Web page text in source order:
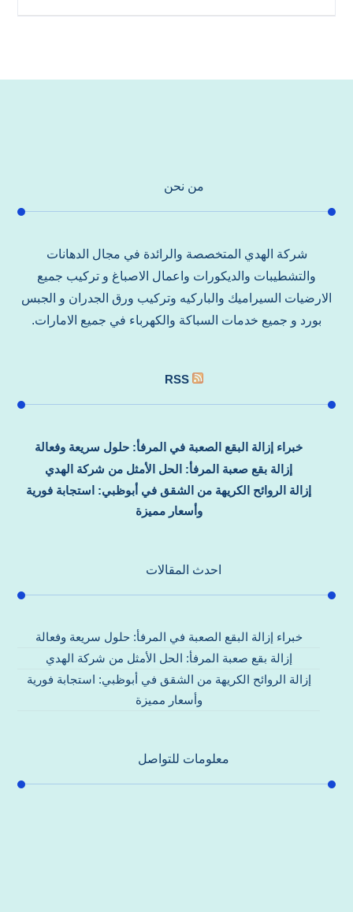
من نحن
شركة الهدي المتخصصة والرائدة في مجال الدهانات
والتشطيبات والديكورات واعمال الاصباغ و تركيب جميع
الارضيات السيراميك والباركيه وتركيب ورق الجدران و الجبس
بورد و جميع خدمات السباكة والكهرباء في جميع الامارات.
RSS
خبراء إزالة البقع الصعبة في المرفأ: حلول سريعة وفعالة
إزالة بقع صعبة المرفأ: الحل الأمثل من شركة الهدي
إزالة الروائح الكريهة من الشقق في أبوظبي: استجابة فورية
وأسعار مميزة
احدث المقالات
خبراء إزالة البقع الصعبة في المرفأ: حلول سريعة وفعالة
إزالة بقع صعبة المرفأ: الحل الأمثل من شركة الهدي
إزالة الروائح الكريهة من الشقق في أبوظبي: استجابة فورية
وأسعار مميزة
معلومات للتواصل